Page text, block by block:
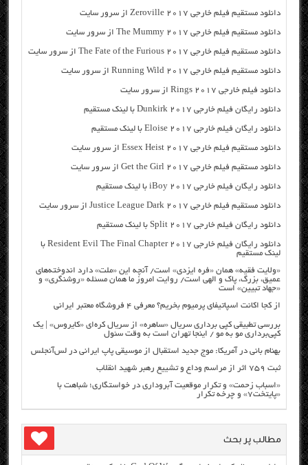
دانلود مستقیم فیلم خارجی Zeroville 2017 از سرور سایت
دانلود مستقیم فیلم خارجی The Mummy 2017 از سرور سایت
دانلود مستقیم فیلم خارجی The Fate of the Furious 2017 از سرور سایت
دانلود مستقیم فیلم خارجی Running Wild 2017 از سرور سایت
دانلود فیلم خارجی Rings 2017 از سرور سایت
دانلود رایگان فیلم خارجی Dunkirk 2017 با لینک مستقیم
دانلود رایگان فیلم خارجی Eloise 2017 با لینک مستقیم
دانلود مستقیم فیلم خارجی Essex Heist 2017 از سرور سایت
دانلود مستقیم فیلم خارجی Get the Girl 2017 از سرور سایت
دانلود رایگان فیلم خارجی iBoy 2017 با لینک مستقیم
دانلود مستقیم فیلم خارجی Justice League Dark 2017 از سرور سایت
دانلود رایگان فیلم خارجی Split 2017 با لینک مستقیم
دانلود رایگان فیلم خارجی Resident Evil The Final Chapter 2017 با
لینک مستقیم
«ولایت فقیه» همان «فره ایزدی» است/ آنچه این «ملت» دارد اندوخته‌های
عمیق، بزرگ، پاک و الهی است/ روایت امروز ما همان مسئله «روشنگری» و
«جهاد تبیین» است
از کجا اکانت اسپاتیفای پرمیوم بخریم؟ معرفی ۴ فروشگاه معتبر ایرانی
بررسی تطبیقی کپی برداری سریال «ساهره» از سریال کره‌ای «کایروس» | یک
کپی‌برداری مو به مو / اینجا تهران است به وقت سئول
بهنام بانی در آمریکا: موج جدید استقبال از موسیقی پاپ ایرانی در لس‌آنجلس
ثبت ۷۵۹ اثر از مراسم وداع و تشییع رهبر شهید انقلاب
«اسباب زحمت» و تکرار موقعیت آبروداری در خواستگاری؛ شباهت با
«پایتخت۷» و چرخه تکرار
مطالب پر بحث